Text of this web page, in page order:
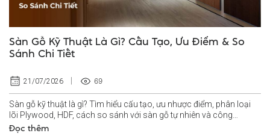
Sàn Gỗ Kỹ Thuật Là Gì? Cấu Tạo, Ưu Điểm & So
Sánh Chi Tiết
21/07/2026 69
Sàn gỗ kỹ thuật là gì? Tìm hiểu cấu tạo, ưu nhược điểm, phân loại
lõi Plywood, HDF, cách so sánh với sàn gỗ tự nhiên và công
nghiệp.
Đọc thêm